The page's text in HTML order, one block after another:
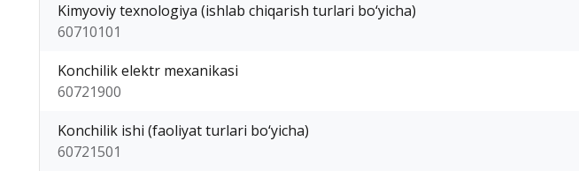
Kimyoviy texnologiya (ishlab chiqarish turlari bo‘yicha)
60710101
Konchilik elektr mexanikasi
60721900
Konchilik ishi (faoliyat turlari bo‘yicha)
60721501